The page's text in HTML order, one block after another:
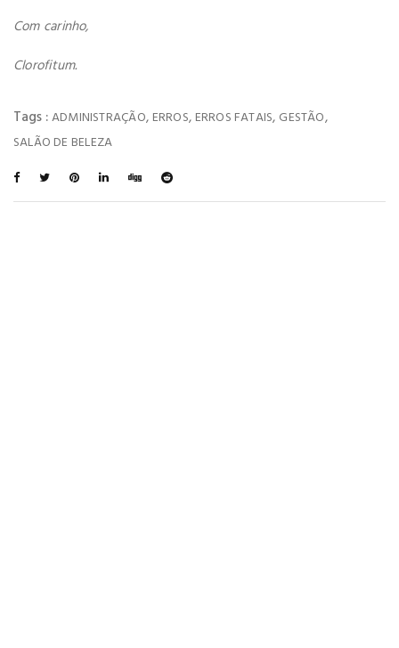
Com carinho,
Clorofitum.
Tags :ADMINISTRAÇÃO, ERROS, ERROS FATAIS, GESTÃO,
SALÃO DE BELEZA